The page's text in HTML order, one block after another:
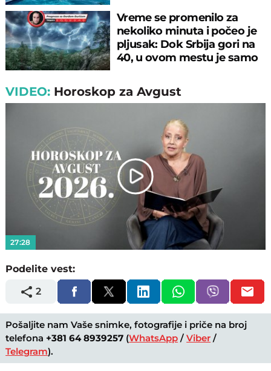
Vreme se promenilo za
nekoliko minuta i počeo je
pljusak: Dok Srbija gori na
40, u ovom mestu je samo
VIDEO: Horoskop za Avgust
Play
Video
27:28
Podelite vest:
2
Pošaljite nam Vaše snimke, fotografije i priče na broj
telefona +381 64 8939257 (WhatsApp /Viber /
Telegram).